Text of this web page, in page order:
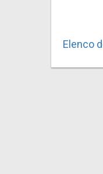
Elenco